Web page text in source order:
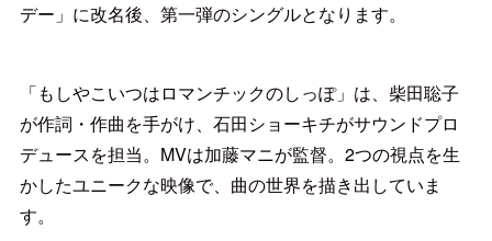
デー」に改名後、第一弾のシングルとなります。
「もしやこいつはロマンチックのしっぽ」は、柴田聡子
が作詞・作曲を手がけ、石田ショーキチがサウンドプロ
デュースを担当。MVは加藤マニが監督。2つの視点を生
かしたユニークな映像で、曲の世界を描き出していま
す。